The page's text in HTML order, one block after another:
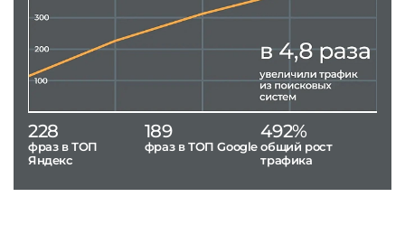
228
фраз в ТОП
Яндекс
189
фраз в ТОП Google
492%
общий рост
трафика